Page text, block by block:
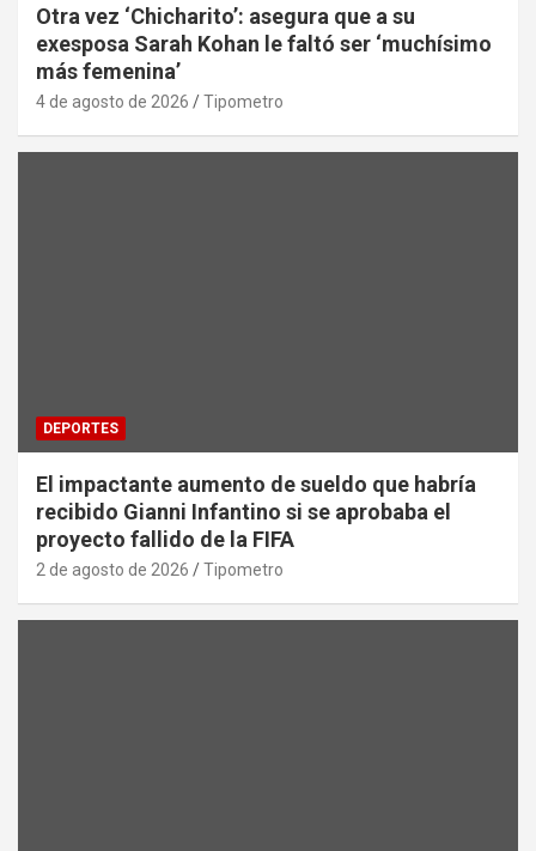
Otra vez ‘Chicharito’: asegura que a su
exesposa Sarah Kohan le faltó ser ‘muchísimo
más femenina’
4 de agosto de 2026 Tipometro
DEPORTES
El impactante aumento de sueldo que habría
recibido Gianni Infantino si se aprobaba el
proyecto fallido de la FIFA
2 de agosto de 2026 Tipometro